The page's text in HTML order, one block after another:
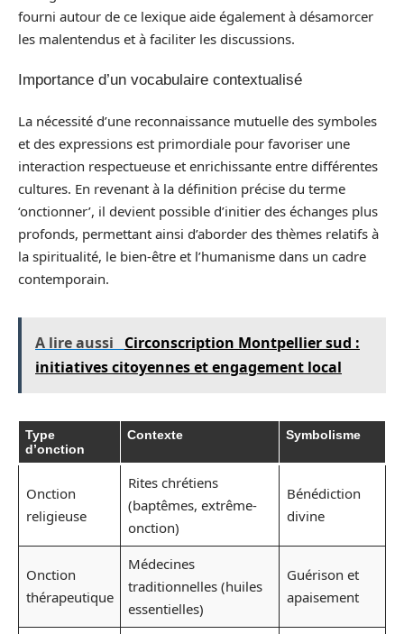
fourni autour de ce lexique aide également à désamorcer
les malentendus et à faciliter les discussions.
Importance d’un vocabulaire contextualisé
La nécessité d’une reconnaissance mutuelle des symboles
et des expressions est primordiale pour favoriser une
interaction respectueuse et enrichissante entre différentes
cultures. En revenant à la définition précise du terme
‘onctionner’, il devient possible d’initier des échanges plus
profonds, permettant ainsi d’aborder des thèmes relatifs à
la spiritualité, le bien-être et l’humanisme dans un cadre
contemporain.
A lire aussi
Circonscription Montpellier sud :
initiatives citoyennes et engagement local
Type
d’onction
Contexte Symbolisme
Onction
religieuse
Rites chrétiens
(baptêmes, extrême-
onction)
Bénédiction
divine
Onction
thérapeutique
Médecines
traditionnelles (huiles
essentielles)
Guérison et
apaisement